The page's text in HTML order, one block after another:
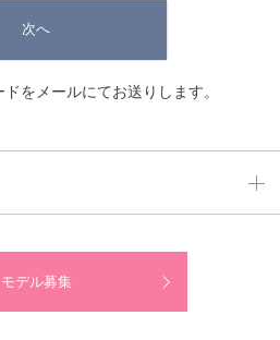
次へ
をメールにてお送りします。
モデル募集